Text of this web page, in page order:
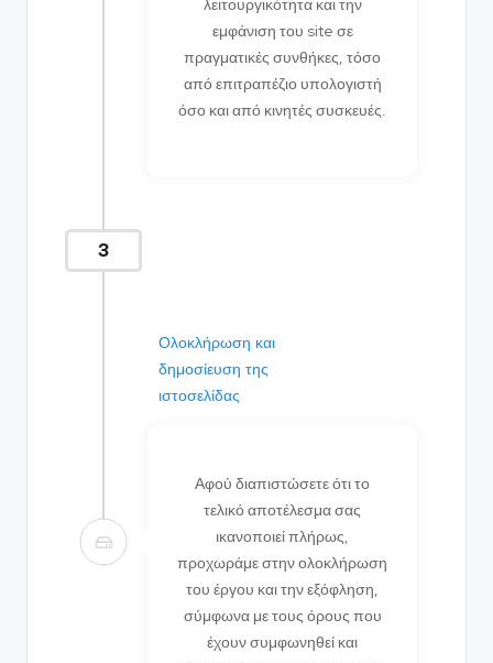
λειτουργικότητα και την
εμφάνιση του site σε
πραγματικές συνθήκες, τόσο
από επιτραπέζιο υπολογιστή
όσο και από κινητές συσκευές.
3
Ολοκλήρωση και
δημοσίευση της
ιστοσελίδας
Αφού διαπιστώσετε ότι το
τελικό αποτέλεσμα σας
ικανοποιεί πλήρως,
προχωράμε στην ολοκλήρωση
του έργου και την εξόφληση,
σύμφωνα με τους όρους που
έχουν συμφωνηθεί και